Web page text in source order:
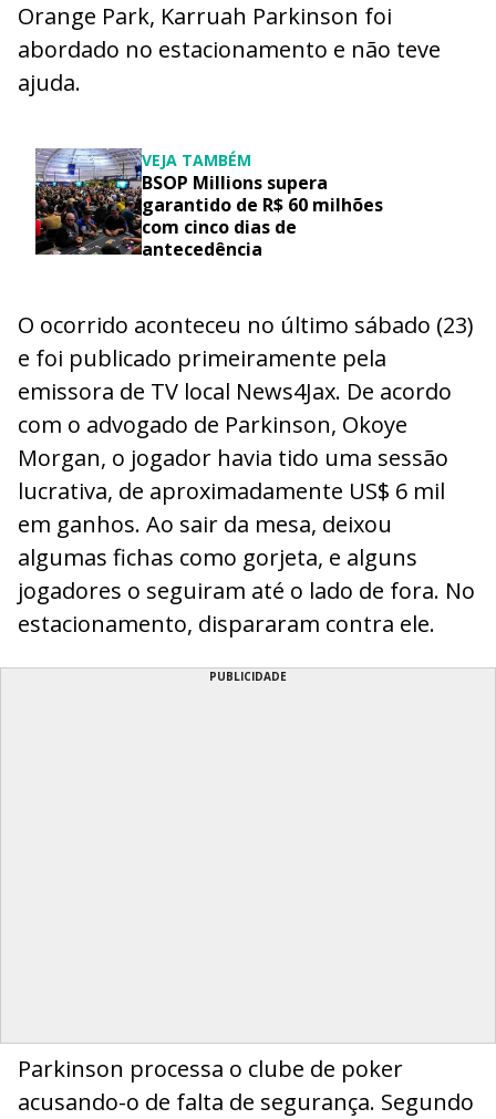
Orange Park, Karruah Parkinson foi
abordado no estacionamento e não teve
ajuda.
VEJA TAMBÉM
BSOP Millions supera
garantido de R$ 60 milhões
com cinco dias de
antecedência
O ocorrido aconteceu no último sábado (23)
e foi publicado primeiramente pela
emissora de TV local News4Jax. De acordo
com o advogado de Parkinson, Okoye
Morgan, o jogador havia tido uma sessão
lucrativa, de aproximadamente US$ 6 mil
em ganhos. Ao sair da mesa, deixou
algumas fichas como gorjeta, e alguns
jogadores o seguiram até o lado de fora. No
estacionamento, dispararam contra ele.
PUBLICIDADE
Parkinson processa o clube de poker
acusando-o de falta de segurança. Segundo